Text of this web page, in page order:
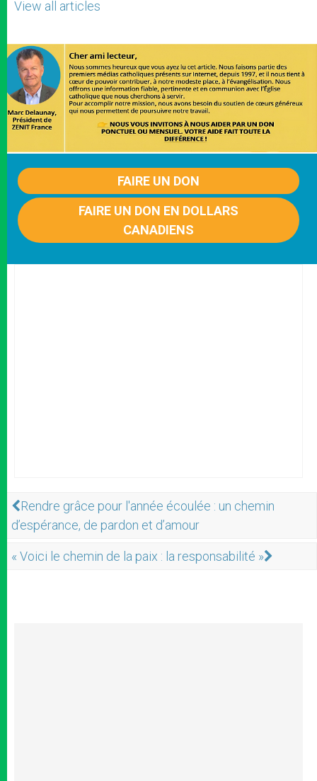
View all articles
FAIRE UN DON
FAIRE UN DON EN DOLLARS
CANADIENS
Rendre grâce pour l'année écoulée : un chemin
d’espérance, de pardon et d’amour
« Voici le chemin de la paix : la responsabilité »